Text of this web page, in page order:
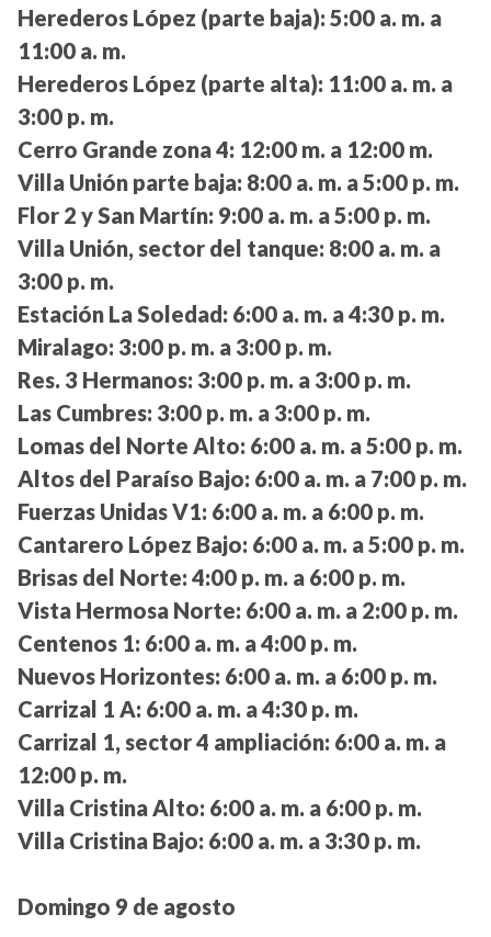
Herederos López (parte baja): 5:00 a. m. a
11:00 a. m.
Herederos López (parte alta): 11:00 a. m. a
3:00 p. m.
Cerro Grande zona 4: 12:00 m. a 12:00 m.
Villa Unión parte baja: 8:00 a. m. a 5:00 p. m.
Flor 2 y San Martín: 9:00 a. m. a 5:00 p. m.
Villa Unión, sector del tanque: 8:00 a. m. a
3:00 p. m.
Estación La Soledad: 6:00 a. m. a 4:30 p. m.
Miralago: 3:00 p. m. a 3:00 p. m.
Res. 3 Hermanos: 3:00 p. m. a 3:00 p. m.
Las Cumbres: 3:00 p. m. a 3:00 p. m.
Lomas del Norte Alto: 6:00 a. m. a 5:00 p. m.
Altos del Paraíso Bajo: 6:00 a. m. a 7:00 p. m.
Fuerzas Unidas V1: 6:00 a. m. a 6:00 p. m.
Cantarero López Bajo: 6:00 a. m. a 5:00 p. m.
Brisas del Norte: 4:00 p. m. a 6:00 p. m.
Vista Hermosa Norte: 6:00 a. m. a 2:00 p. m.
Centenos 1: 6:00 a. m. a 4:00 p. m.
Nuevos Horizontes: 6:00 a. m. a 6:00 p. m.
Carrizal 1 A: 6:00 a. m. a 4:30 p. m.
Carrizal 1, sector 4 ampliación: 6:00 a. m. a
12:00 p. m.
Villa Cristina Alto: 6:00 a. m. a 6:00 p. m.
Villa Cristina Bajo: 6:00 a. m. a 3:30 p. m.
Domingo 9 de agosto